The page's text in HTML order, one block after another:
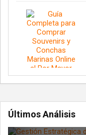
Últimos Análisis